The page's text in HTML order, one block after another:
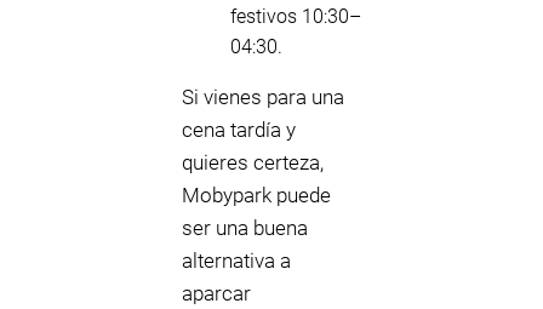
festivos 10:30–
04:30.
Si vienes para una
cena tardía y
quieres certeza,
Mobypark puede
ser una buena
alternativa a
aparcar